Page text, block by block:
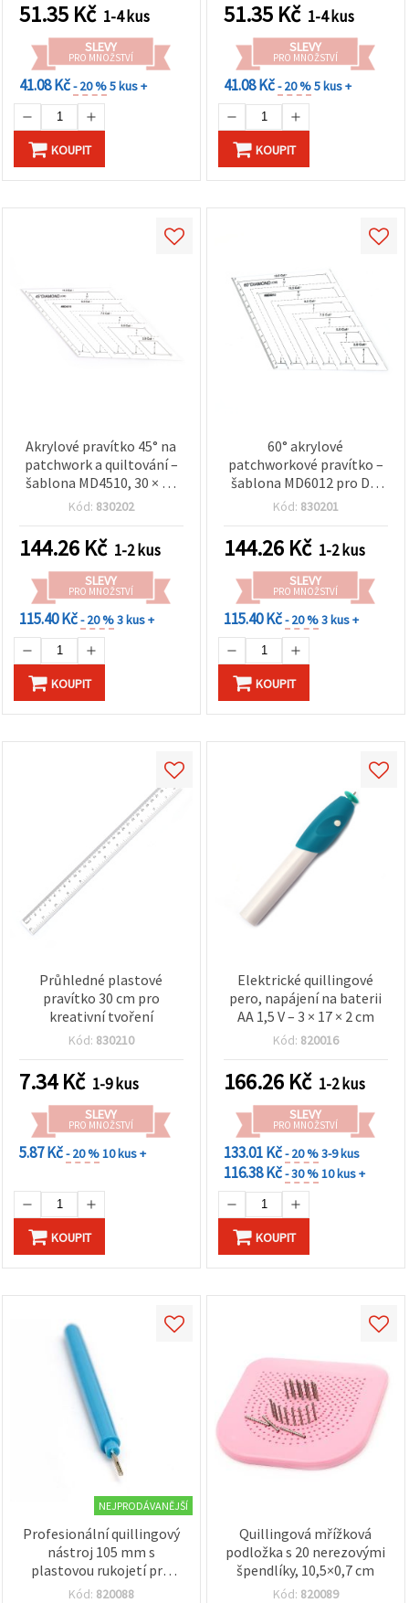
51.35 Kč 1-4 kus
SLEVY
PRO MNOŽSTVÍ
41.08 Kč- 20 %5 kus +
KOUPIT
51.35 Kč 1-4 kus
SLEVY
PRO MNOŽSTVÍ
41.08 Kč- 20 %5 kus +
KOUPIT
Akrylové pravítko 45° na
patchwork a quiltování –
šablona MD4510, 30 × 12
cm, pro DIY patchwork
Kód: 830202
144.26 Kč 1-2 kus
SLEVY
PRO MNOŽSTVÍ
115.40 Kč- 20 %3 kus +
KOUPIT
60° akrylové
patchworkové pravítko –
šablona MD6012 pro DIY
patchwork, 27 × 15,5 cm
Kód: 830201
144.26 Kč 1-2 kus
SLEVY
PRO MNOŽSTVÍ
115.40 Kč- 20 %3 kus +
KOUPIT
Průhledné plastové
pravítko 30 cm pro
kreativní tvoření
Kód: 830210
7.34Kč 1-9 kus
SLEVY
PRO MNOŽSTVÍ
5.87 Kč- 20 %10 kus +
KOUPIT
Elektrické quillingové
pero, napájení na baterii
AA 1,5 V – 3 × 17 × 2 cm
Kód: 820016
166.26 Kč 1-2 kus
SLEVY
PRO MNOŽSTVÍ
133.01 Kč- 20 %3-9 kus
116.38 Kč- 30 %10 kus +
KOUPIT
NEJPRODÁVANĚJŠÍ
Profesionální quillingový
nástroj 105 mm s
plastovou rukojetí pro
papírové proužky do 6 mm
Kód: 820088
Quillingová mřížková
podložka s 20 nerezovými
špendlíky, 10,5×0,7 cm
Kód: 820089